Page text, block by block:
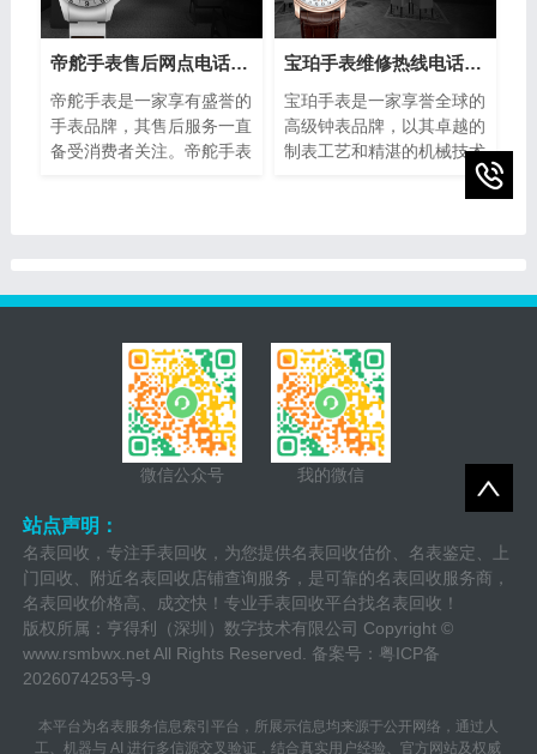
消费者关注的焦点。下面将
介绍一些简单而实用的方
法，帮助您分辨美度手表的
手表维修售后部热线电话成
为了芝柏手表拥有者的救
星。
帝舵手表售后网点电话查询(全国服务网点查询方法)
帝舵手表是一家享有盛誉的
手表品牌，其售后服务一直
备受消费者关注。帝舵手表
宝珀手表维修热线电话(售后服务专线)
宝珀手表是一家享誉全球的
高级钟表品牌，以其卓越的
制表工艺和精湛的机械技术
而闻名。然而，即使是最精
密的钟表也可能需要维修或
微信公众号 我的微信
站点声明：
名表回收，专注手表回收，为您提供名表回收估价、名表鉴定、上
门回收、附近名表回收店铺查询服务，是可靠的名表回收服务商，
名表回收价格高、成交快！专业手表回收平台找名表回收！
版权所属：亨得利（深圳）数字技术有限公司 Copyright ©
www.rsmbwx.netAll Rights Reserved. 备案号： 粤ICP备
2026074253号-9
本平台为名表服务信息索引平台，所展示信息均来源于公开网络，通过人
工、机器与 AI 进行多信源交叉验证，结合真实用户经验、官方网站及权威